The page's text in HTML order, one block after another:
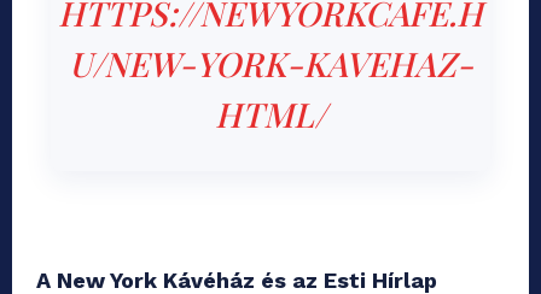
HTTPS://NEWYORKCAFE.H
U/NEW-YORK-KAVEHAZ-
HTML/
A New York Kávéház és az Esti Hírlap